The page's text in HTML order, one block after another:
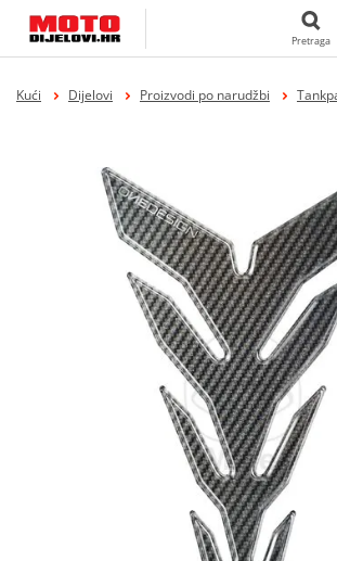
Pretraga
Kući Dijelovi Proizvodi po narudžbi